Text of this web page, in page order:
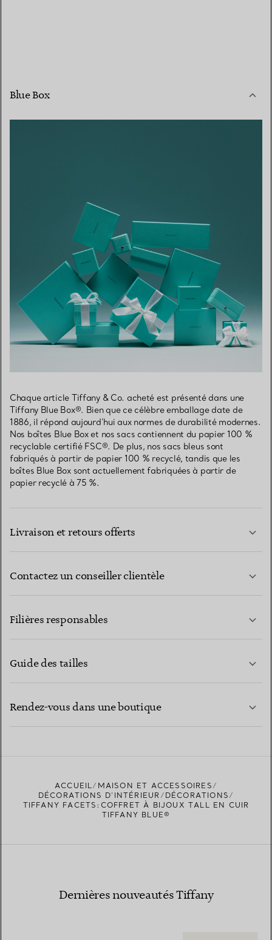
Blue Box
Chaque article Tiffany & Co. acheté est présenté dans une
Tiffany Blue Box®. Bien que ce célèbre emballage date de
1886, il répond aujourd’hui aux normes de durabilité modernes.
Nos boîtes Blue Box et nos sacs contiennent du papier 100 %
recyclable certifié FSC®. De plus, nos sacs bleus sont
fabriqués à partir de papier 100 % recyclé, tandis que les
boîtes Blue Box sont actuellement fabriquées à partir de
papier recyclé à 75 %.
Livraison et retours offerts
Contactez un conseiller clientèle
Filières responsables
Guide des tailles
Rendez-vous dans une boutique
TROUVEZ LA BOUTIQUE LA PLUS PROCHE
ACCUEIL
MAISON ET ACCESSOIRES
DÉCORATIONS D'INTÉRIEUR
DÉCORATIONS
TIFFANY FACETS:COFFRET À BIJOUX TALL EN CUIR
TIFFANY BLUE®
Dernières nouveautés Tiffany